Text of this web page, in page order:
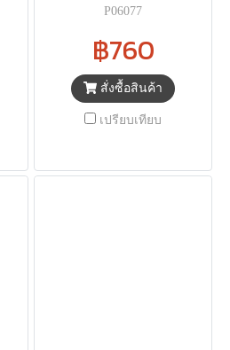
P06077
฿760
สั่งซื้อสินค้า
เปรียบเทียบ